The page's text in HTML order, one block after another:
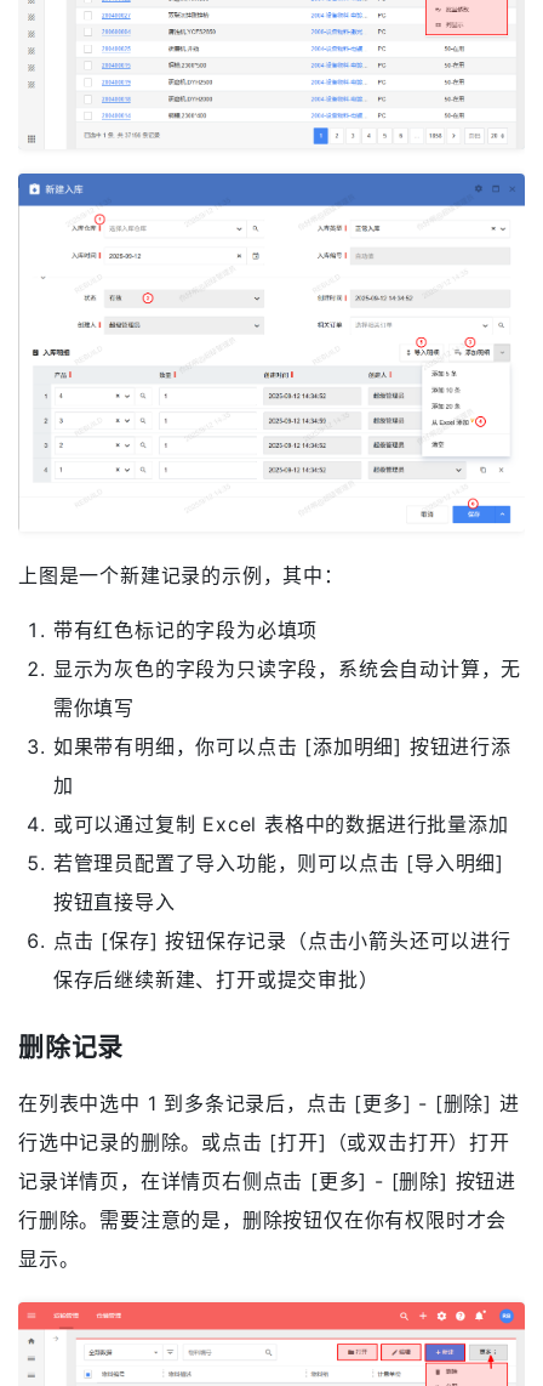
按钮仅在你有权限时才会显示。
上图是一个新建记录的示例，其中：
带有红色标记的字段为必填项
显示为灰色的字段为只读字段，系统会自动计算，无
需你填写
如果带有明细，你可以点击 [添加明细] 按钮进行添
加
或可以通过复制 Excel 表格中的数据进行批量添加
按钮直接导入
点击 [保存] 按钮保存记录（点击小箭头还可以进行
保存后继续新建、打开或提交审批）
删除记录
在列表中选中 1 到多条记录后，点击 [更多] - [删除] 进
行选中记录的删除。或点击 [打开]（或双击打开）打开